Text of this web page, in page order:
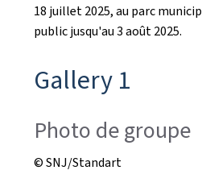
18 juillet 2025, au parc
public jusqu'au 3 août 2025.
Gallery 1
Photo de groupe
© SNJ/Standart